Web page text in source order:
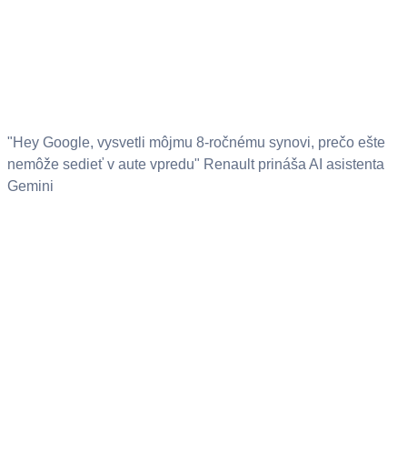
"Hey Google, vysvetli môjmu 8-ročnému synovi, prečo ešte
nemôže sedieť v aute vpredu" Renault prináša AI asistenta
Gemini